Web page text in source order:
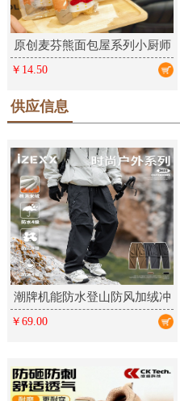
原创麦芬熊面包屋系列小厨师
毛绒钥匙扣卡通挂件可爱礼品
￥14.50
供应信息
潮牌机能防水登山防风加绒冲
锋裤户外三防运动工装长裤男
￥69.00